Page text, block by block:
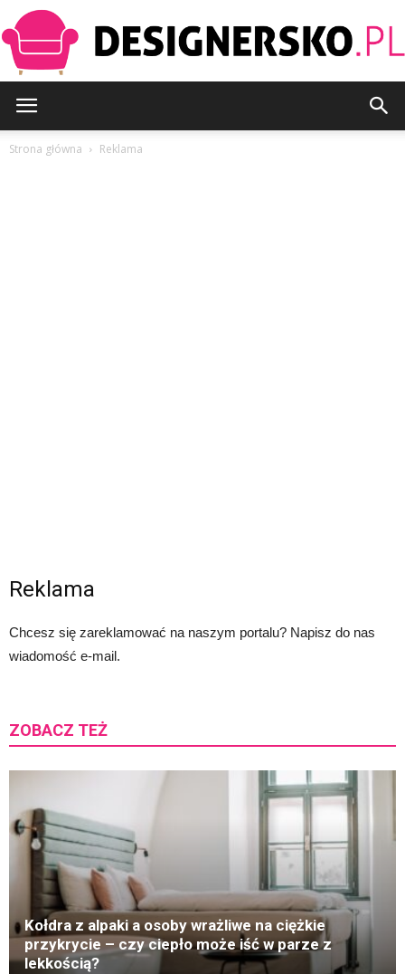
Strona główna Reklama
Reklama
Chcesz się zareklamować na naszym portalu? Napisz do nas
wiadomość e-mail.
ZOBACZ TEŻ
Kołdra z alpaki a osoby wrażliwe na ciężkie
przykrycie – czy ciepło może iść w parze z
lekkością?